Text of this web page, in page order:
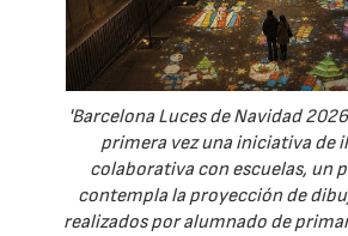
'Barcelona Luces de Navidad
primera vez una iniciativa de
colaborativa con escuelas, un
contempla la proyección de
realizados por alumnado de